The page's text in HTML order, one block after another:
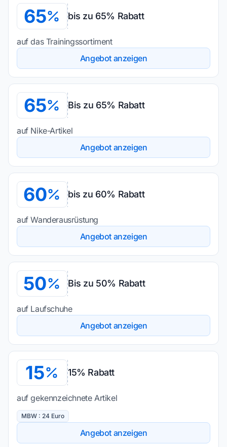
65 bis zu 65% Rabatt
auf das Trainingssortiment
Angebot anzeigen
65 Bis zu 65% Rabatt
auf Nike-Artikel
Angebot anzeigen
60 bis zu 60% Rabatt
auf Wanderausrüstung
Angebot anzeigen
50 Bis zu 50% Rabatt
auf Laufschuhe
Angebot anzeigen
15 15% Rabatt
auf gekennzeichnete Artikel
MBW : 24 Euro
Angebot anzeigen